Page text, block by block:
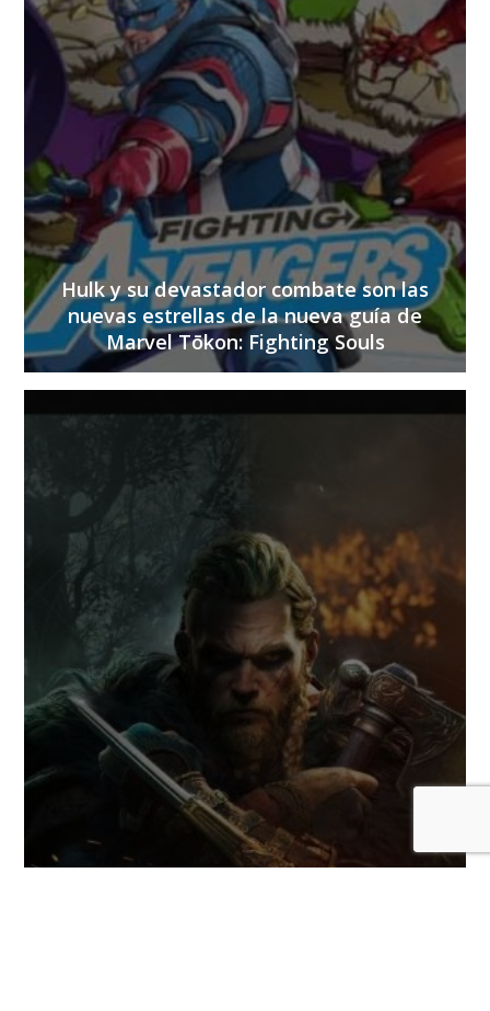
Hulk y su devastador combate son las
nuevas estrellas de la nueva guía de
Marvel Tōkon: Fighting Souls